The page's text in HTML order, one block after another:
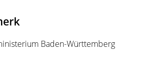
Baden-Württemberg